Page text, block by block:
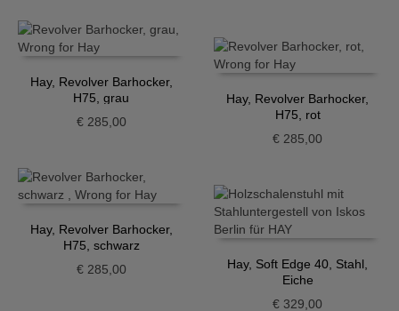
Hay, Revolver Barhocker,
H75, grau
€285,00
Hay, Revolver Barhocker,
H75, rot
€ 285,00
Hay, Revolver Barhocker,
H75, schwarz
€285,00
Hay, Soft Edge 40, Stahl,
Eiche
€ 329,00